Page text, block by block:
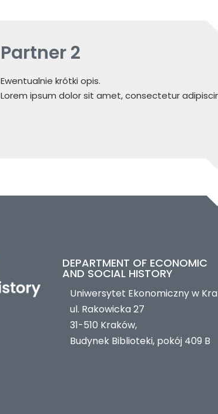
Partner 2
Ewentualnie krótki opis.
Lorem ipsum dolor sit amet, consectetur
DEPARTMENT OF ECONOMIC
AND SOCIAL HISTORY
Uniwersytet Ekonomiczny w
ul. Rakowicka 27
31-510 Kraków,
Budynek Biblioteki, pokój 409 B